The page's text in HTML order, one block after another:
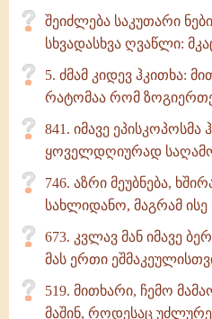
შეიძლება საკუთარი
სხვადასხვა ღვაწლი:
5. ძმამ კიდევ ჰკითხა:
რატომაა რომ
841. იმავე ეპისკოპოსმა
ყოველდღიურად
746. აზრი მეუბნება,
სახლიდანო, მაგრამ
673. კვლავ მან იმავე
მას ერთი
519. მითხარი, ჩემო
მაშინ, როდესაც